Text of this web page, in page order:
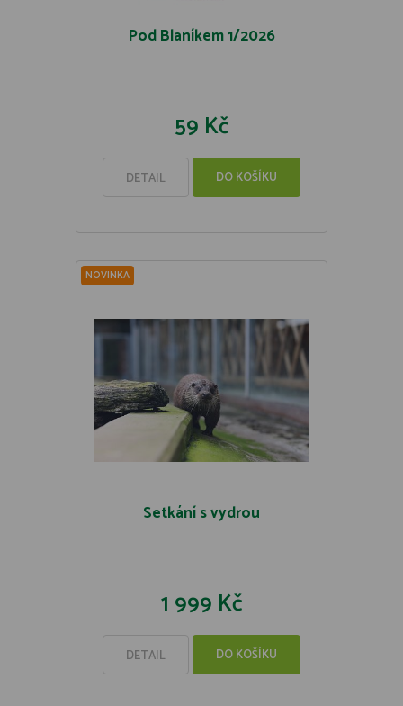
Pod Blaníkem 1/2026
59 Kč
DETAIL DO KOŠÍKU
NOVINKA
Setkání s vydrou
1 999 Kč
DETAIL DO KOŠÍKU